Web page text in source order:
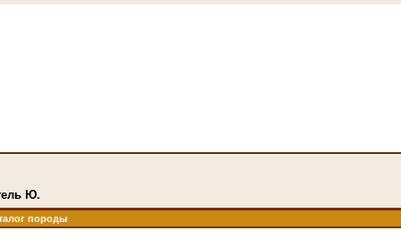
Ю.
породы